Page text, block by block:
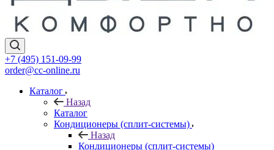
+7 (495) 151-09-99
order@cc-online.ru
Каталог
Назад
Каталог
Кондиционеры (сплит-системы)
Назад
Кондиционеры (сплит-системы)